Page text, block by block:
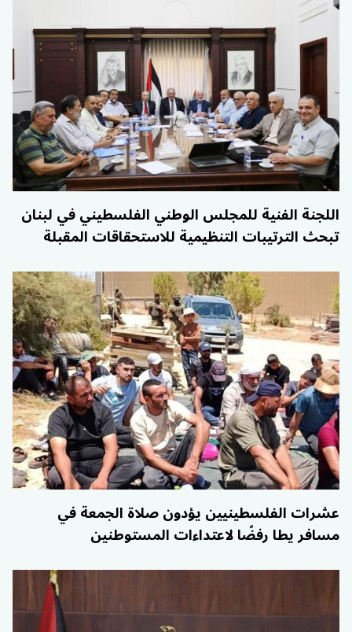
اللجنة الفنية للمجلس الوطني الفلسطيني في لبنان
تبحث الترتيبات التنظيمية للاستحقاقات المقبلة
عشرات الفلسطينيين يؤدون صلاة الجمعة في
مسافر يطا رفضًا لاعتداءات المستوطنين